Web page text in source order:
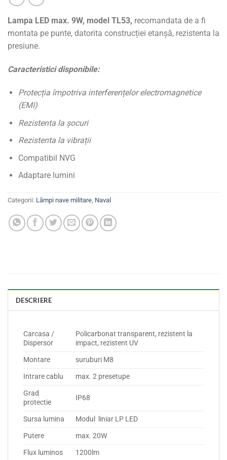
Lampa LED max. 9W, model TL53, recomandata de a fi
montata pe punte, datorita construcției etanșă, rezistenta la
presiune.
Caracteristici disponibile:
Protecția împotriva interferențelor electromagnetice
(EMI)
Rezistenta la șocuri
Rezistenta la vibrații
Compatibil NVG
Adaptare lumini
Categorii: Lămpi nave militare, Naval
DESCRIERE
Carcasa /
Dispersor
Policarbonat transparent, rezistent la
impact, rezistent UV
Montare
suruburi M8
Intrare cablu
max. 2 presetupe
Grad
protectie
IP68
Sursa lumina
Modul liniar LP LED
Putere
max. 20W
Flux luminos
1200lm